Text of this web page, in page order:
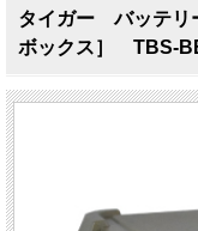
タイガー バッテリ
ボックス］ TBS-